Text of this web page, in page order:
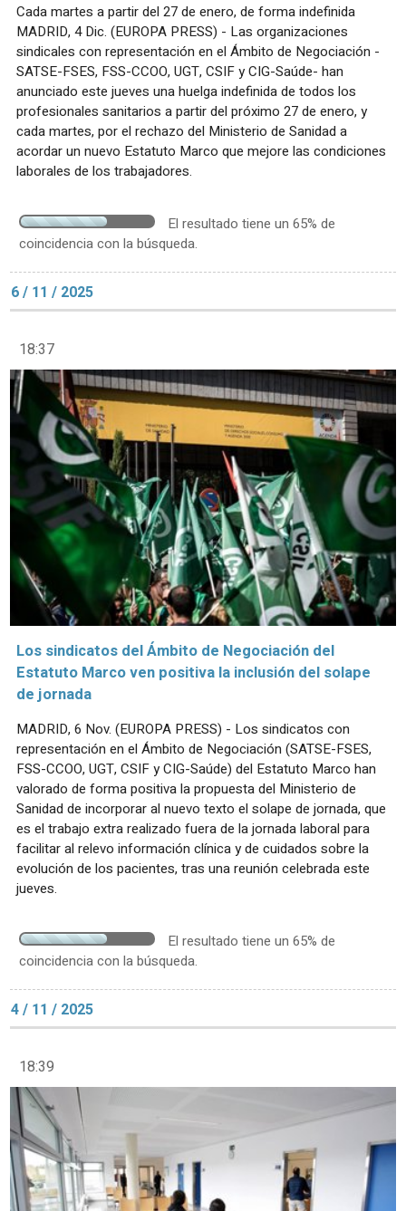
Cada martes a partir del 27 de enero, de forma indefinida
MADRID, 4 Dic. (EUROPA PRESS) - Las organizaciones
sindicales con representación en el Ámbito de Negociación -
SATSE-FSES, FSS-CCOO, UGT, CSIF y CIG-Saúde- han
anunciado este jueves una huelga indefinida de todos los
profesionales sanitarios a partir del próximo 27 de enero, y
cada martes, por el rechazo del Ministerio de Sanidad a
acordar un nuevo Estatuto Marco que mejore las condiciones
laborales de los trabajadores.
El resultado tiene un 65% de
coincidencia con la búsqueda.
6 / 11 / 2025
18:37
Los sindicatos del Ámbito de Negociación del
Estatuto Marco ven positiva la inclusión del solape
de jornada
MADRID, 6 Nov. (EUROPA PRESS) - Los sindicatos con
representación en el Ámbito de Negociación (SATSE-FSES,
FSS-CCOO, UGT, CSIF y CIG-Saúde) del Estatuto Marco han
valorado de forma positiva la propuesta del Ministerio de
Sanidad de incorporar al nuevo texto el solape de jornada, que
es el trabajo extra realizado fuera de la jornada laboral para
facilitar al relevo información clínica y de cuidados sobre la
evolución de los pacientes, tras una reunión celebrada este
jueves.
El resultado tiene un 65% de
coincidencia con la búsqueda.
4 / 11 / 2025
18:39